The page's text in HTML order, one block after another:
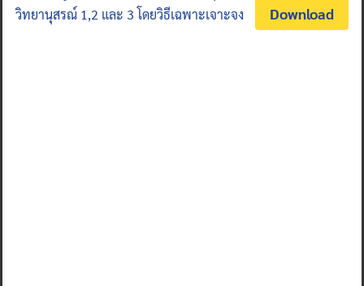
วิทยานุสรณ์ 1,2 และ 3 โดยวิธีเฉพาะเจาะจง
Download